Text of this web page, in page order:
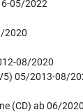
05/2022
2020
08/2020
05/2013-08/
(CD) ab 06/2020